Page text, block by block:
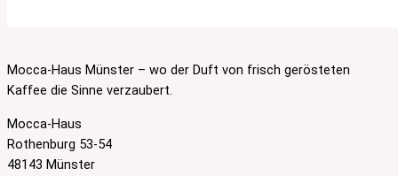
Mocca-Haus Münster – wo der Duft von frisch gerösteten
Kaffee die Sinne verzaubert.
Mocca-Haus
Rothenburg 53-54
48143 Münster